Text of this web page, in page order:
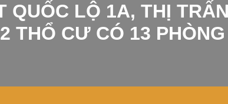
QUỐC LỘ 1A, THỊ
THỔ CƯ CÓ 13